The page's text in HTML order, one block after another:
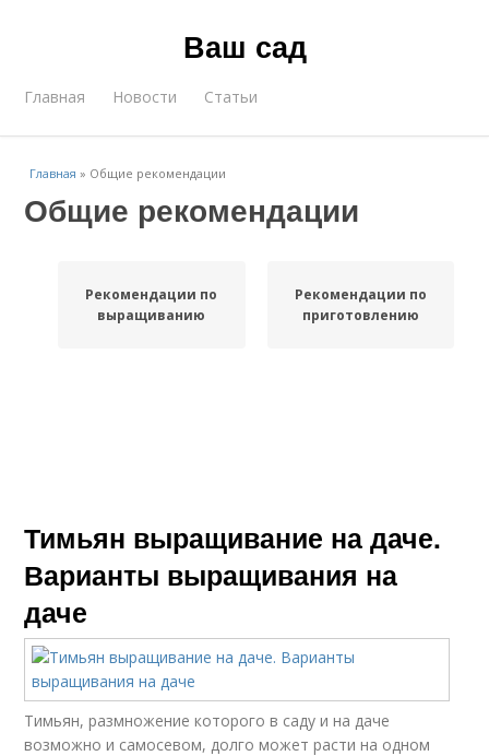
Ваш сад
Главная Новости Статьи
Главная » Общие рекомендации
Общие рекомендации
Рекомендации по
выращиванию
Рекомендации по
приготовлению
Тимьян выращивание на даче.
Варианты выращивания на
даче
Тимьян, размножение которого в саду и на даче
возможно и самосевом, долго может расти на одном